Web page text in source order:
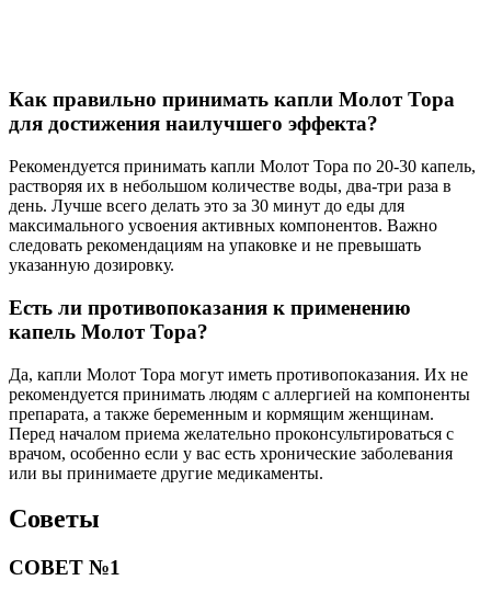
Как правильно принимать капли Молот Тора
для достижения наилучшего эффекта?
Рекомендуется принимать капли Молот Тора по 20-30 капель,
растворяя их в небольшом количестве воды, два-три раза в
день. Лучше всего делать это за 30 минут до еды для
максимального усвоения активных компонентов. Важно
следовать рекомендациям на упаковке и не превышать
указанную дозировку.
Есть ли противопоказания к применению
капель Молот Тора?
Да, капли Молот Тора могут иметь противопоказания. Их не
рекомендуется принимать людям с аллергией на компоненты
препарата, а также беременным и кормящим женщинам.
Перед началом приема желательно проконсультироваться с
врачом, особенно если у вас есть хронические заболевания
или вы принимаете другие медикаменты.
Советы
СОВЕТ №1